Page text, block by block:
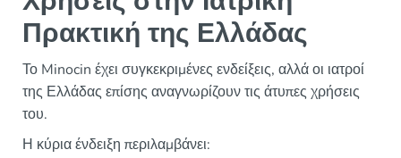
Πρακτική της Ελλάδας
Το Minocin έχει συγκεκριμένες ενδείξεις, αλλά οι ιατροί
της Ελλάδας επίσης αναγνωρίζουν τις άτυπες χρήσεις
του.
Η κύρια ένδειξη περιλαμβάνει: